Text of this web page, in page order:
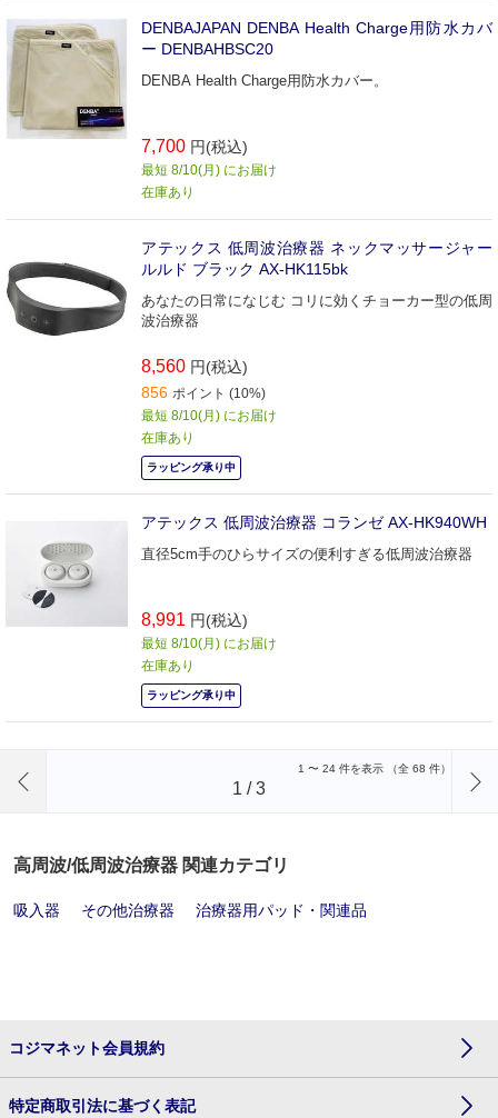
DENBAJAPAN DENBA Health Charge用防水カバ
ー DENBAHBSC20
DENBA Health Charge用防水カバー。
7,700 円(税込)
最短 8/10(月) にお届け
在庫あり
アテックス 低周波治療器 ネックマッサージャー
ルルド ブラック AX-HK115bk
あなたの日常になじむ コリに効くチョーカー型の低周
波治療器
8,560 円(税込)
856 ポイント (10%)
最短 8/10(月) にお届け
在庫あり
ラッピング承り中
アテックス 低周波治療器 コランゼ AX-HK940WH
直径5cm手のひらサイズの便利すぎる低周波治療器
8,991 円(税込)
最短 8/10(月) にお届け
在庫あり
ラッピング承り中
1 〜 24 件を表示 （全 68 件）
1 /3
高周波/低周波治療器 関連カテゴリ
吸入器 その他治療器 治療器用パッド・関連品
コジマネット会員規約
特定商取引法に基づく表記